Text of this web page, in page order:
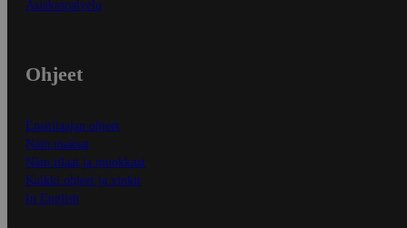
Asiakaspalvelu
Ohjeet
Ensitilaajan ohjeet
Näin maksat
Näin tilaat ja muokkaat
Kaikki ohjeet ja vinkit
In English